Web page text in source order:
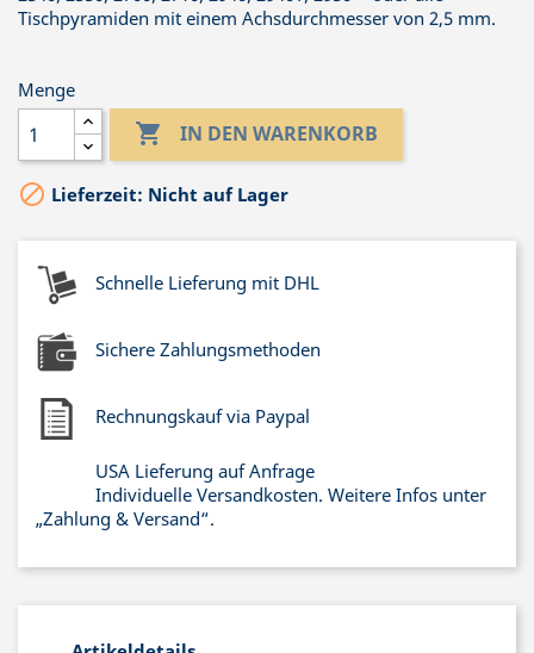
Tischpyramiden mit einem Achsdurchmesser von 2,5 mm.
Menge
 IN DEN WARENKORB
 Lieferzeit: Nicht auf Lager
Schnelle Lieferung mit DHL
Sichere Zahlungsmethoden
Rechnungskauf via Paypal
USA Lieferung auf Anfrage
Individuelle Versandkosten. Weitere Infos unter
„Zahlung & Versand“.